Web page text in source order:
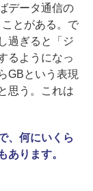
データ通信の
とがある。で
過ぎると「ジ
るようになっ
GBという表現
思う。これは
、何にいくら
あります。